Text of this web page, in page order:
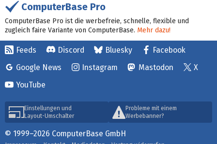
ComputerBase Pro
ComputerBase Pro ist die werbefreie, schnelle, flexible und
zugleich faire Variante von ComputerBase. Mehr dazu!
Feeds Discord Bluesky
Facebook
Google News
Instagram Mastodon
X
YouTube
Einstellungen und
Layout-Umschalter
Probleme mit einem
Werbebanner?
© 1999–2026 ComputerBase GmbH